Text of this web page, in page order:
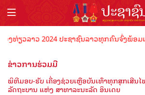
ຽວລາວ 2024 ປະຊາຊົນລາວທຸກຄົນຈົ່ງພ້ອມເ
ຂ່າວການຮ່ວມມື
ພິທີມອບ-ຮັບ ເຄື່ອງຊ່ວຍເຫຼືອບັນເທົາທຸກສຸກເສີນ
ລັດຖະບານ ແຫ່ງ ສາທາລະນະລັດ ອິນເດຍ